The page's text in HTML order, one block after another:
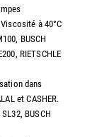
à 40°C
BUSCH
RIETSCHLE
dans
et CASHER.
BUSCH